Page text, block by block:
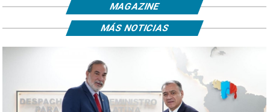
MAGAZINE
MÁS NOTICIAS